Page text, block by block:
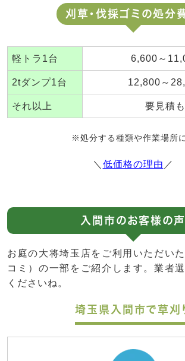
刈草・伐採ゴミの処分
軽トラ1台 6,600～
2tダンプ1台 12,800～
それ以上 要見積も
※処分する種類や作業場所
＼ 低価格の理由 ／
入間市のお客様の声
お庭の大将埼玉店をご利用いただい
コミ）の一部をご紹介します。業者
くださいね。
埼玉県入間市で草刈